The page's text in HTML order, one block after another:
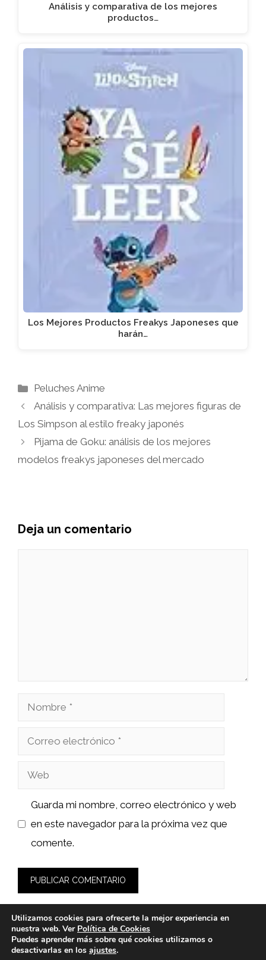
Análisis y comparativa de los mejores
productos…
Los Mejores Productos Freakys Japoneses que
harán…
Categorías
Peluches Anime
Análisis y comparativa: Las mejores figuras de
Los Simpson al estilo freaky japonés
Pijama de Goku: análisis de los mejores
modelos freakys japoneses del mercado
Deja un comentario
Nombre
Correo
Web
Guarda mi nombre, correo electrónico y web
en este navegador para la próxima vez que
comente.
© 2026 sushiyakuza.es -Política de Privacidad y Aviso Legal
Utilizamos cookies para ofrecerte la mejor experiencia en
nuestra web. Ver Política de Cookies
Puedes aprender más sobre qué cookies utilizamos o
desactivarlas en los ajustes.